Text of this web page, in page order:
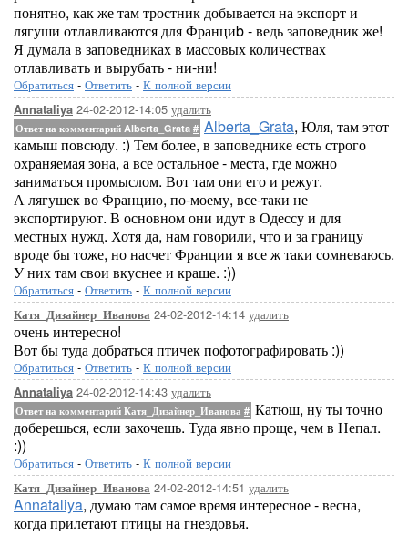
понятно, как же там тростник добывается на экспорт и
лягуши отлавливаются для Франциb - ведь заповедник же!
Я думала в заповедниках в массовых количествах
отлавливать и вырубать - ни-ни!
Обратиться - Ответить - К полной версии
Annataliya 24-02-2012-14:05 удалить
Ответ на комментарий Alberta_Grata # Alberta_Grata, Юля, там этот
камыш повсюду. :) Тем более, в заповеднике есть строго
охраняемая зона, а все остальное - места, где можно
заниматься промыслом. Вот там они его и режут.
А лягушек во Францию, по-моему, все-таки не
экспортируют. В основном они идут в Одессу и для
местных нужд. Хотя да, нам говорили, что и за границу
вроде бы тоже, но насчет Франции я все ж таки сомневаюсь.
У них там свои вкуснее и краше. :))
Обратиться - Ответить - К полной версии
Катя_Дизайнер_Иванова 24-02-2012-14:14 удалить
очень интересно!
Вот бы туда добраться птичек пофотографировать :))
Обратиться - Ответить - К полной версии
Annataliya 24-02-2012-14:43 удалить
Ответ на комментарий Катя_Дизайнер_Иванова # Катюш, ну ты точно
доберешься, если захочешь. Туда явно проще, чем в Непал.
:))
Обратиться - Ответить - К полной версии
Катя_Дизайнер_Иванова 24-02-2012-14:51 удалить
Annataliya, думаю там самое время интересное - весна,
когда прилетают птицы на гнездовья.